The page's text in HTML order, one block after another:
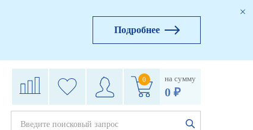
Подробнее
0 на сумму
0 ₽